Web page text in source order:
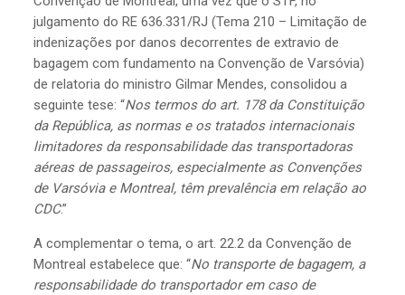
julgamento do RE 636.331/RJ (Tema 210 – Limitação de
indenizações por danos decorrentes de extravio de
bagagem com fundamento na Convenção de Varsóvia)
de relatoria do ministro Gilmar Mendes, consolidou a
seguinte tese: “Nos termos do art. 178 da Constituição
da República, as normas e os tratados internacionais
limitadores da responsabilidade das transportadoras
aéreas de passageiros, especialmente as Convenções
de Varsóvia e Montreal, têm prevalência em relação ao
CDC.”
A complementar o tema, o art. 22.2 da Convenção de
Montreal estabelece que: “No transporte de bagagem, a
responsabilidade do transportador em caso de